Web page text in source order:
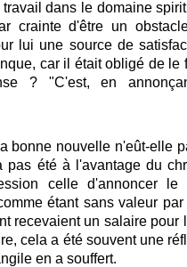
dans le domaine
crainte d'être un
lui une source de
car il était obligé de le
? "C'est, en
bonne nouvelle n'eût-elle
pas été à l'avantage du
celle d'annoncer
étant sans valeur
recevaient un salaire pour
cela a été souvent une
en a souffert.